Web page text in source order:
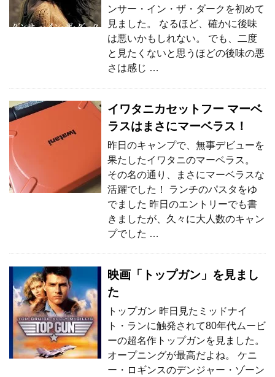
ンサー・イン・ザ・ダークを初めて
見ました。 なるほど、確かに後味
は悪いかもしれない。 でも、二度
と見たくないと思うほどの後味の悪
さは感じ …
イワタニカセットフー マーベ
ラスはまさにマーベラス！
昨日のキャンプで、無事デビューを
果たしたイワタニのマーベラス。
その名の通り、まさにマーベラスな
活躍でした！ ランチのパスタをゆ
でました 昨日のエントリーでも書
きましたが、久々に大人数のキャン
プでした …
映画「トップガン」を見まし
た
トップガン 昨日見たミッドナイ
ト・ランに触発されて80年代ムービ
ーの超名作トップガンを見ました。
オープニングが最高だよね。 ケニ
ー・ロギンスのデンジャー・ゾーン